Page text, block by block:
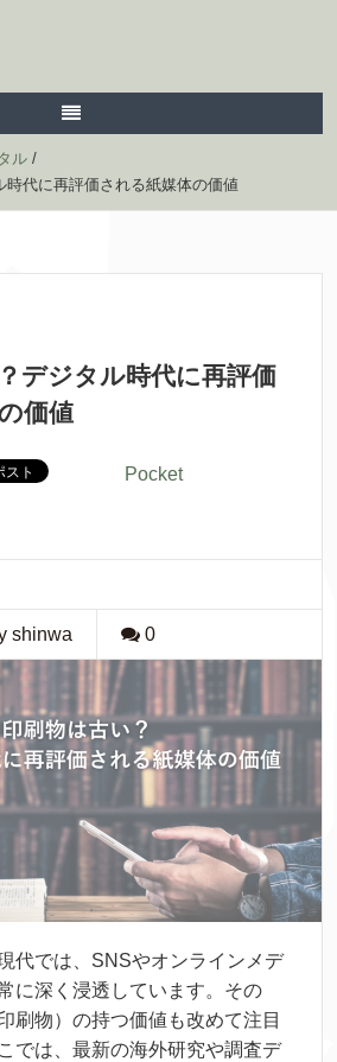
ル /
時代に再評価される紙媒体の価値
デジタル時代に再評価
価値
Pocket
shinwa 0
代では、SNSやオンラインメデ
に深 く 浸透 しています。その
刷物）の持つ価値 も改めて注目
では、 最新の海外研究や調査デ